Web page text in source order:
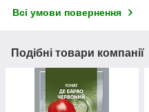
Всі умови повернення
Подібні товари компанії